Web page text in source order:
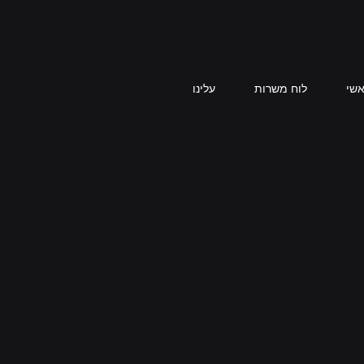
לוח משרות עלינו